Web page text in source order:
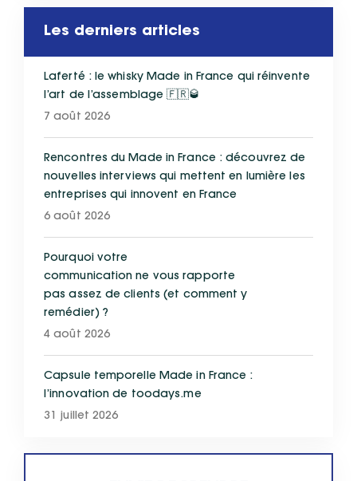
Les derniers articles
Laferté : le whisky Made in France qui réinvente
l’art de l’assemblage 🇫🇷🥃
7 août 2026
Rencontres du Made in France : découvrez de
nouvelles interviews qui mettent en lumière les
entreprises qui innovent en France
6 août 2026
Pourquoi votre
communication ne vous rapporte
pas assez de clients (et comment y
remédier) ?
4 août 2026
Capsule temporelle Made in France :
l’innovation de toodays.me
31 juillet 2026